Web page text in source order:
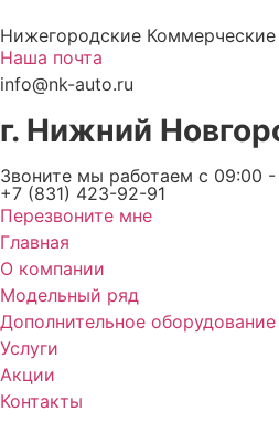
к
содержимому
Нижегородские
Наша почта
info@nk-auto.ru
г. Нижний
Звоните мы работаем c 09:00 -
+7 (831) 423-92-91
Перезвоните мне
Главная
О компании
Модельный ряд
Дополнительное оборудование
Услуги
Акции
Контакты